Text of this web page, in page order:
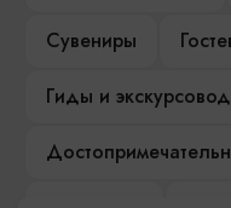
Сувениры
Гиды и